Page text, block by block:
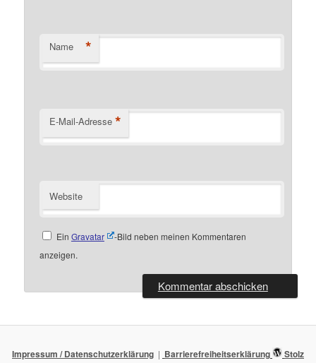
Name *
E-Mail-Adresse *
Website
Ein Gravatar
-Bild neben meinen Kommentaren
anzeigen.
Impressum / Datenschutzerklärung Barrierefreiheitserklärung Stolz